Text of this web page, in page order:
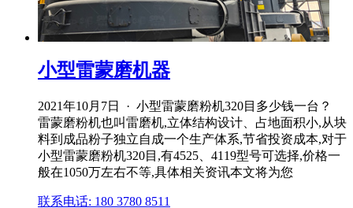
小型雷蒙磨机器
2021年10月7日 · 小型雷蒙磨粉机320目多少钱一台？
雷蒙磨粉机也叫雷磨机,立体结构设计、占地面积小,从块
料到成品粉子独立自成一个生产体系,节省投资成本,对于
小型雷蒙磨粉机320目,有4525、4119型号可选择,价格一
般在1050万左右不等,具体相关资讯本文将为您
联系电话: 180 3780 8511